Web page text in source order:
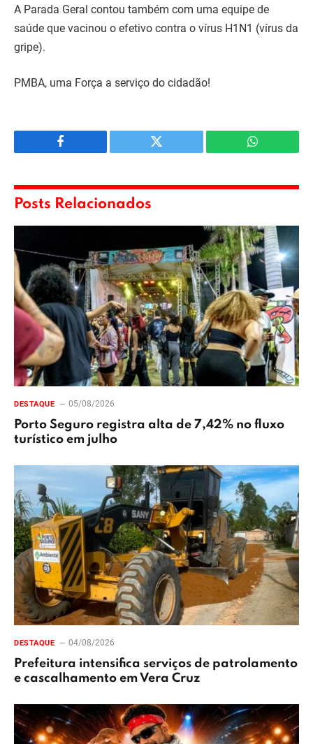
A Parada Geral contou também com uma equipe de
saúde que vacinou o efetivo contra o vírus H1N1 (vírus da
gripe).
PMBA, uma Força a serviço do cidadão!
Facebook Twitter WhatsApp
Posts Relacionados
DESTAQUE 05/08/2026
Porto Seguro registra alta de 7,42% no fluxo
turístico em julho
DESTAQUE 04/08/2026
Prefeitura intensifica serviços de patrolamento
e cascalhamento em Vera Cruz